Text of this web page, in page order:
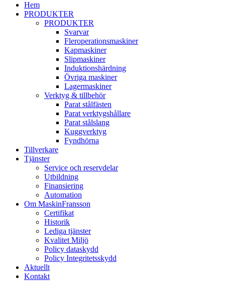
Hem
PRODUKTER
PRODUKTER
Svarvar
Fleroperationsmaskiner
Kapmaskiner
Slipmaskiner
Induktionshärdning
Övriga maskiner
Lagermaskiner
Verktyg & tillbehör
Parat stålfästen
Parat verktygshållare
Parat stålslang
Kuggverktyg
Fyndhörna
Tillverkare
Tjänster
Service och reservdelar
Utbildning
Finansiering
Automation
Om MaskinFransson
Certifikat
Historik
Lediga tjänster
Kvalitet Miljö
Policy dataskydd
Policy Integritetsskydd
Aktuellt
Kontakt